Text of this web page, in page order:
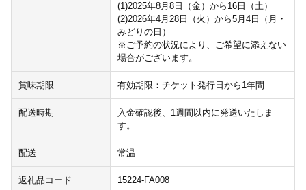
(1)2025年8月8日（金）から16日（土）
(2)2026年4月28日（火）から5月4日（月・
みどりの日）
※ご予約の状況により、ご希望に添えない
場合がございます。
賞味期限 有効期限：チケット発行日から1年間
配送時期
入金確認後、1週間以内に発送いたしま
す。
配送 常温
返礼品コード 15224-FA008